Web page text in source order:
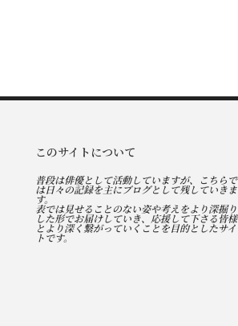
このサイトについて
普段は俳優として活動していますが、こちらで
は日々の記録を主にブログとして残していきま
す。
表では見せることのない姿や考えをより深掘り
した形でお届けしていき、応援して下さる皆様
とより深く繋がっていくことを目的としたサイ
トです。